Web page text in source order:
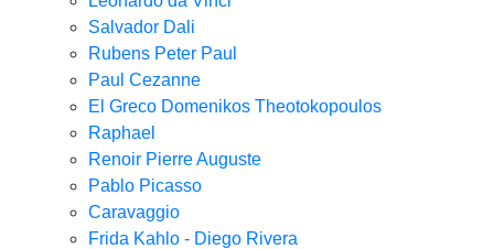
Salvador Dali
Rubens Peter Paul
Paul Cezanne
El Greco Domenikos Theotokopoulos
Raphael
Renoir Pierre Auguste
Pablo Picasso
Caravaggio
Frida Kahlo - Diego Rivera